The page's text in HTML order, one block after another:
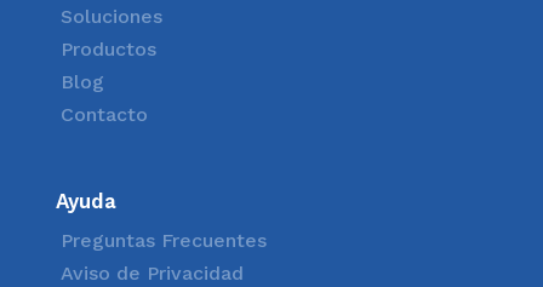
Soluciones
Productos
Blog
Contacto
Ayuda
Preguntas Frecuentes
Aviso de Privacidad